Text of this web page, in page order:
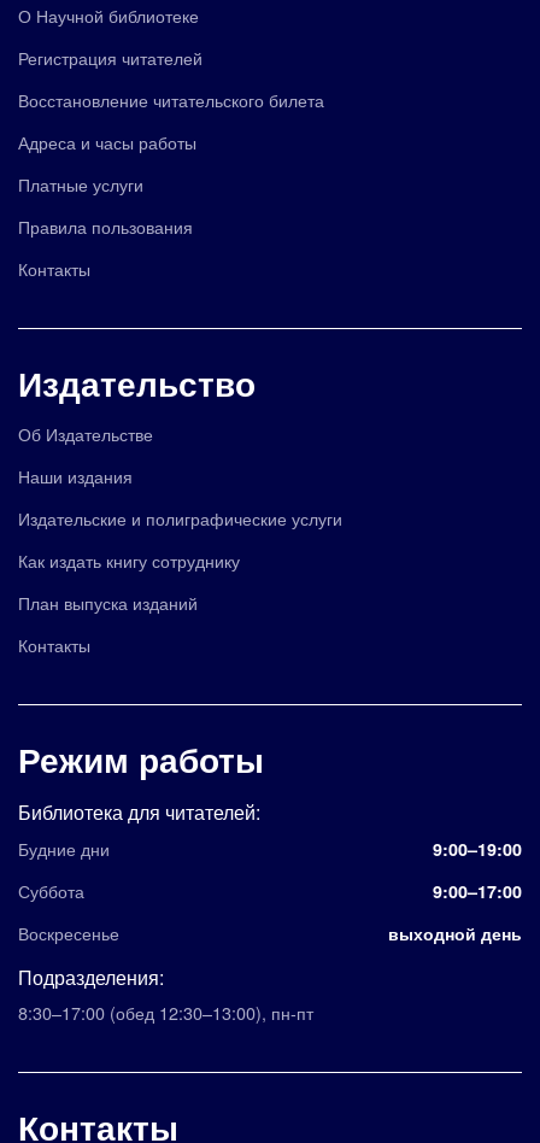
О Научной библиотеке
Регистрация читателей
Восстановление читательского билета
Адреса и часы работы
Платные услуги
Правила пользования
Контакты
Издательство
Об Издательстве
Наши издания
Издательские и полиграфические услуги
Как издать книгу сотруднику
План выпуска изданий
Контакты
Режим работы
Библиотека для читателей:
Будние дни 9:00–19:00
Суббота 9:00–17:00
Воскресенье выходной день
Подразделения:
8:30–17:00 (обед 12:30–13:00), пн-пт
Контакты